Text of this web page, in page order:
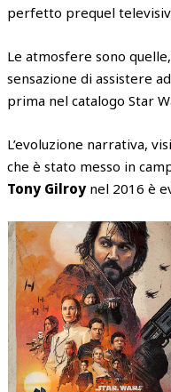
perfetto prequel
Le atmosfere sono
sensazione di assistere
prima nel catalogo Star
L’evoluzione narrativa,
che è stato messo in
Tony Gilroy nel 2016 è